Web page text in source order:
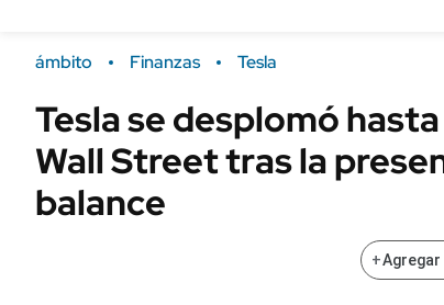
Campo
FINANZAS
Dólar
Sustentabilidad
Seguros
ENERGY REPORT
ámbito Finanzas Tesla
Tesla se desplomó hasta
Wall Street tras la
balance
+Agregar